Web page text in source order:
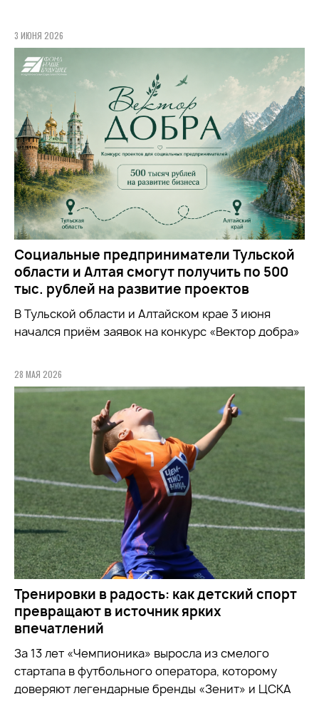
3 ИЮНЯ 2026
Социальные предприниматели Тульской
области и Алтая смогут получить по 500
тыс. рублей на развитие проектов
В Тульской области и Алтайском крае 3 июня
начался приём заявок на конкурс «Вектор добра»
28 МАЯ 2026
Тренировки в радость: как детский спорт
превращают в источник ярких
впечатлений
За 13 лет «Чемпионика» выросла из смелого
стартапа в футбольного оператора, которому
доверяют легендарные бренды «Зенит» и ЦСКА